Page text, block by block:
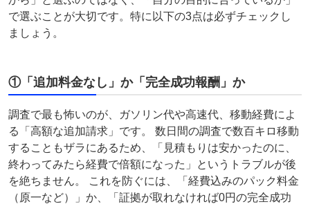
で選ぶことが大切です。特に以下の3点は必ずチェックし
ましょう。
①「追加料金なし」か「完全成功報酬」か
調査で最も怖いのが、ガソリン代や高速代、移動経費によ
る「高額な追加請求」です。 数日間の調査で数百キロ移動
することもザラにあるため、「見積もりは安かったのに、
終わってみたら経費で倍額になった」というトラブルが後
を絶ちません。 これを防ぐには、「経費込みのパック料金
（原一など）」か、「証拠が取れなければ0円の完全成功